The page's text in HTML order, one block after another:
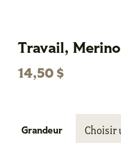
Travail, Merino
14,50 $
Grandeur